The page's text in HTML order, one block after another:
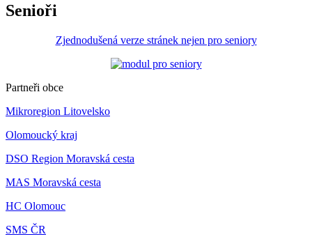
Senioři
Zjednodušená verze stránek nejen pro seniory
Partneři obce
Mikroregion Litovelsko
Olomoucký kraj
DSO Region Moravská cesta
MAS Moravská cesta
HC Olomouc
SMS ČR